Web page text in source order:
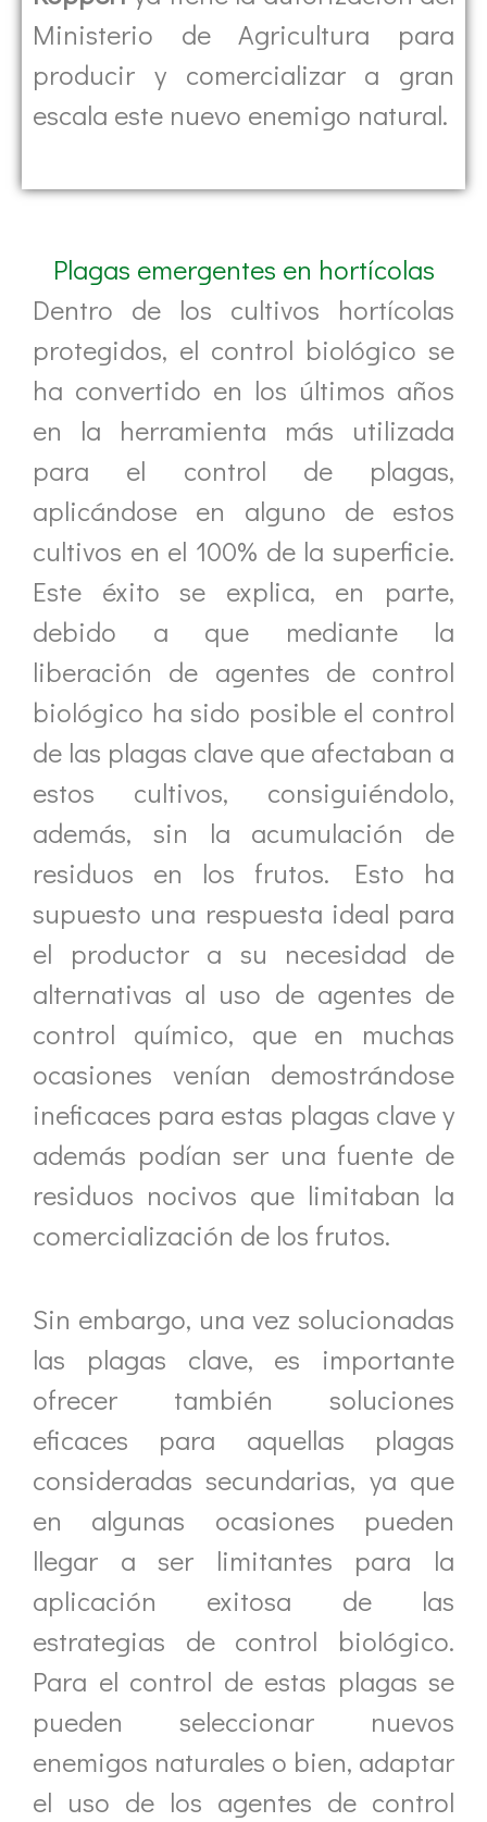
Ministerio de Agricultura para
producir y comercializar a gran
escala este nuevo enemigo natural.
Plagas emergentes en hortícolas
Dentro de los cultivos hortícolas
protegidos, el control biológico se
ha convertido en los últimos años
en la herramienta más utilizada
para el control de plagas,
aplicándose en alguno de estos
cultivos en el 100% de la superficie.
Este éxito se explica, en parte,
debido a que mediante la
liberación de agentes de control
biológico ha sido posible el control
de las plagas clave que afectaban a
estos cultivos, consiguiéndolo,
además, sin la acumulación de
residuos en los frutos. Esto ha
supuesto una respuesta ideal para
el productor a su necesidad de
alternativas al uso de agentes de
control químico, que en muchas
ocasiones venían demostrándose
ineficaces para estas plagas clave y
además podían ser una fuente de
residuos nocivos que limitaban la
comercialización de los frutos.
Sin embargo, una vez solucionadas
las plagas clave, es importante
ofrecer también soluciones
eficaces para aquellas plagas
consideradas secundarias, ya que
en algunas ocasiones pueden
llegar a ser limitantes para la
aplicación exitosa de las
estrategias de control biológico.
Para el control de estas plagas se
pueden seleccionar nuevos
enemigos naturales o bien, adaptar
el uso de los agentes de control